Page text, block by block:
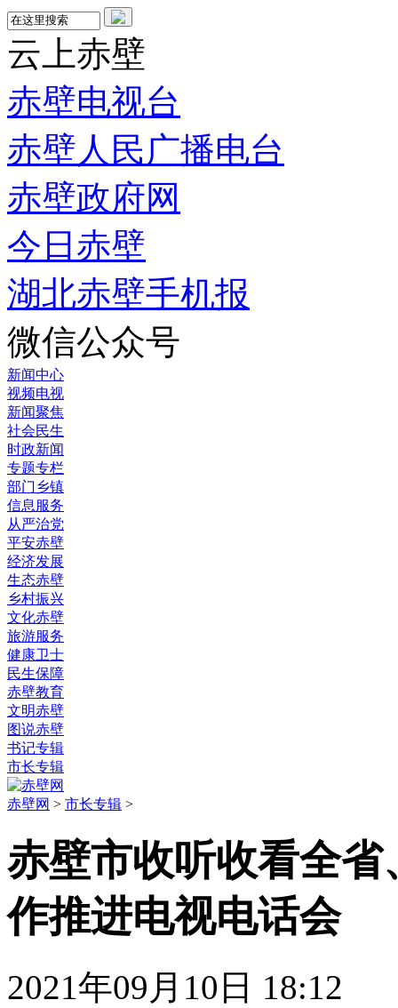
云上赤壁
赤壁电视台
赤壁人民广播电台
赤壁政府网
今日赤壁
湖北赤壁手机报
微信公众号
新闻中心
视频电视
新闻聚焦
社会民生
时政新闻
专题专栏
部门乡镇
信息服务
从严治党
平安赤壁
经济发展
生态赤壁
乡村振兴
文化赤壁
旅游服务
健康卫士
民生保障
赤壁教育
文明赤壁
图说赤壁
书记专辑
市长专辑
赤壁网 > 市长专辑 >
赤壁市收听收看全
作推进电视电话会
2021年09月10日 18:12